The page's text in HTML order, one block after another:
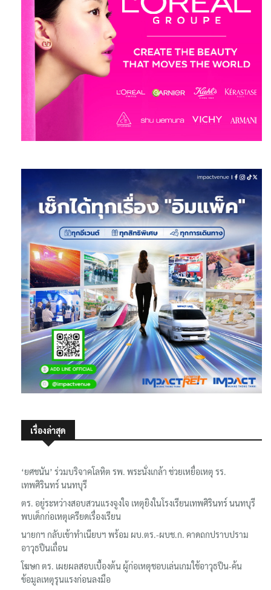
เรื่องล่าสุด
‘ยศชนัน’ ร่วมบริจาคโลหิต รพ. พระนั่งเกล้า ช่วยเหยื่อเหตุ รร.
เทพศิรินทร์ นนทบุรี
ตร. อยู่ระหว่างสอบสวนแรงจูงใจ เหตุยิงในโรงเรียนเทพศิรินทร์ นนทบุรี
พบเด็กก่อเหตุเครียดเรื่องเรียน
นายกฯ กลับเข้าทำเนียบฯ พร้อม ผบ.ตร.-ผบช.ก. คาดถกปราบปราม
อาวุธปืนเถื่อน
โฆษก ตร. เผยผลสอบเบื้องต้น ผู้ก่อเหตุชอบเล่นเกมใช้อาวุธปืน-ค้น
ข้อมูลเหตุรุนแรงก่อนลงมือ